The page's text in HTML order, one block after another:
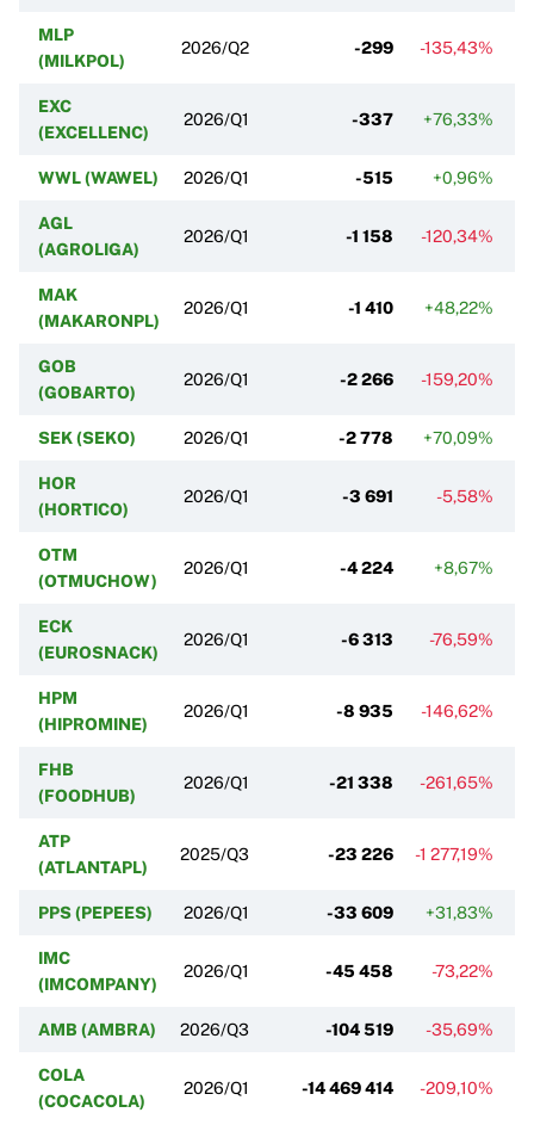
MLP
(MILKPOL)
2026/Q2 -299 -135,43%
EXC
(EXCELLENC)
2026/Q1 -337 +76,33%
WWL (WAWEL) 2026/Q1 -515 +0,96%
AGL
(AGROLIGA)
2026/Q1 -1 158 -120,34%
MAK
(MAKARONPL)
2026/Q1 -1 410 +48,22%
GOB
(GOBARTO)
2026/Q1 -2 266 -159,20%
SEK (SEKO) 2026/Q1 -2 778 +70,09%
HOR
(HORTICO)
2026/Q1 -3 691 -5,58%
OTM
(OTMUCHOW)
2026/Q1 -4 224 +8,67%
ECK
(EUROSNACK)
2026/Q1 -6 313 -76,59%
HPM
(HIPROMINE)
2026/Q1 -8 935 -146,62%
FHB
(FOODHUB)
2026/Q1 -21 338 -261,65%
ATP
(ATLANTAPL)
2025/Q3 -23 226 -1 277,19%
PPS (PEPEES) 2026/Q1 -33 609 +31,83%
IMC
(IMCOMPANY)
2026/Q1 -45 458 -73,22%
AMB (AMBRA) 2026/Q3 -104 519 -35,69%
COLA
(COCACOLA)
2026/Q1 -14 469 414 -209,10%